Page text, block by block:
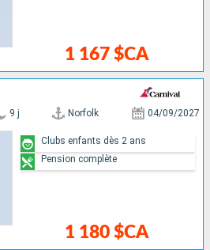
1 167 $CA
9 j Norfolk 04/09/2027
1 180 $CA
Clubs enfants dès 2 ans
Pension complète